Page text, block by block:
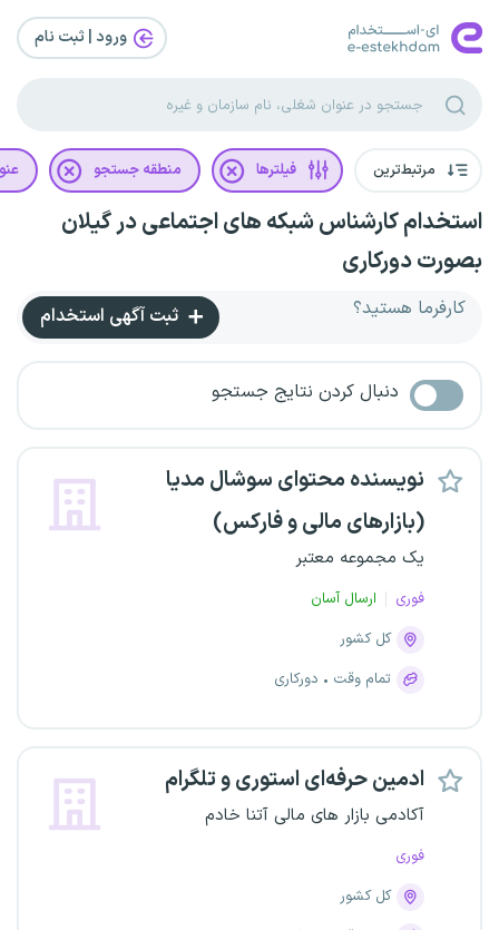
ورود | ثبت‌ نام
مرتبط‌ترین فیلترها منطقه جستجو
استخدام کارشناس شبکه های اجتماعی در گیلان
بصورت دورکاری
کارفرما هستید؟ ثبت آگهی استخدام
دنبال کردن نتایج جستجو
نویسنده محتوای سوشال مدیا
(بازارهای مالی و فارکس)
یک مجموعه معتبر
فوری
ارسال آسان
کل کشور
تمام وقت
دورکاری
ادمین حرفه‌ای استوری و تلگرام
آکادمی بازار های مالی آتنا خادم
فوری
کل کشور